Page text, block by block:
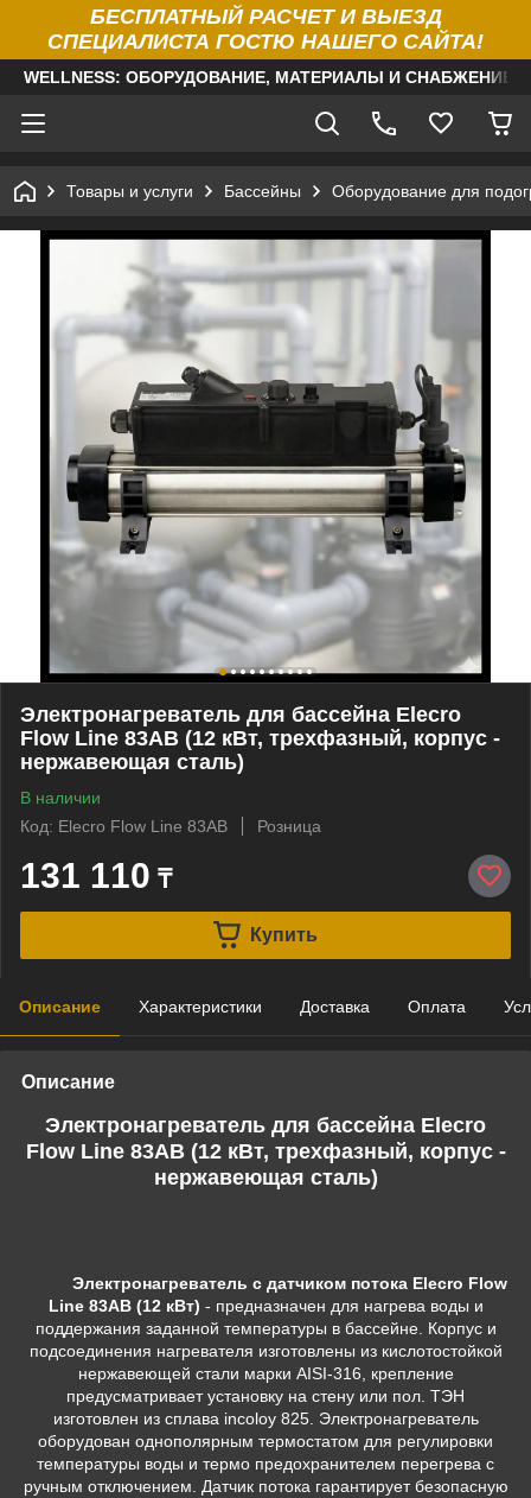
БЕСПЛАТНЫЙ РАСЧЕТ И ВЫЕЗД
СПЕЦИАЛИСТА ГОСТЮ НАШЕГО САЙТА!
WELLNESS: ОБОРУДОВАНИЕ, МАТЕРИАЛЫ И
Товары и услуги Бассейны Оборудование для
Электронагреватель для бассейна Elecro
Flow Line 83АB (12 кВт, трехфазный, корпус -
нержавеющая сталь)
В наличии
Код: Elecro Flow Line 83AB
Розница
131 110 ₸
Купить
Описание Характеристики Доставка Оплата
Описание
Электронагреватель для бассейна Elecro
Flow Line 83АB (12 кВт, трехфазный, корпус -
нержавеющая сталь)
Электронагреватель с датчиком потока Elecro Flow
Line 83AB (12 кВт) - предназначен для нагрева воды и
поддержания заданной температуры в бассейне. Корпус и
подсоединения нагревателя изготовлены из кислотостойкой
нержавеющей стали марки AISI-316, крепление
предусматривает установку на стену или пол. ТЭН
изготовлен из сплава incoloy 825. Электронагреватель
оборудован однополярным термостатом для регулировки
температуры воды и термо предохранителем перегрева с
ручным отключением. Датчик потока гарантирует безопасную